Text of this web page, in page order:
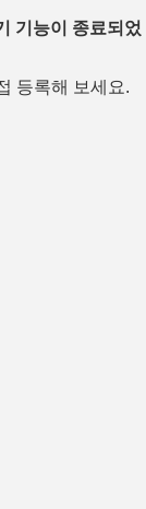
기능이 종료되었
등록해 보세요.